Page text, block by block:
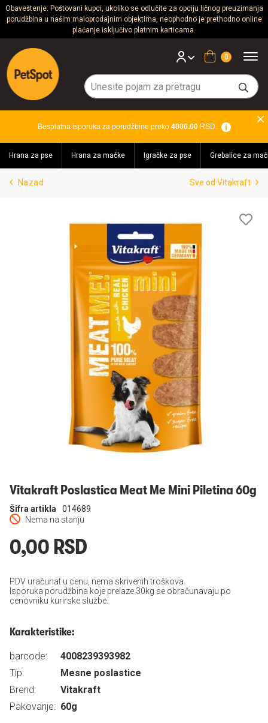
Obaveštenje: Poštovani kupci, ukoliko se odlučite za opciju ličnog preuzimanja
porudžbina u našim maloprodajnim objektima, neophodno je prethodno online
plaćanje isključivo platnim karticama.
Psi
Mačke
Glodari
Akvaristika
Teraristika
Brendovi
Korpa
Besplatna isporuka za porudžbine preko 4000.00RSD.
Hrana za pse Hrana za mačke Igračke za pse Grebalice za
Nazad Sve od Vitakraft
Vitakraft Poslastica Meat Me Mini Piletina 60g
Nema na stanju
Šifra artikla 014689
0,00 RSD
PDV uračunat u cenu, nema skrivenih troškova.
Isporuka porudžbina koje prelaze 30kg se obračunavaju po
cenovniku kurirske službe.
Karakteristike:
barcode:
4008239393982
Tip:
Mesne poslastice
Brend:
Vitakraft
Pakovanje: 60g